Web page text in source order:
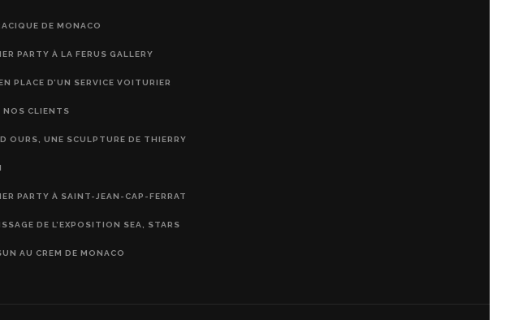
DE MONACO
PARTY À LA FERUS GALLERY
PLACE D’UN SERVICE VOITURIER
NOS CLIENTS
OURS, UNE SCULPTURE DE THIERRY
PARTY À SAINT-JEAN-CAP-FERRAT
DE L’EXPOSITION SEA, STARS
AU CREM DE MONACO